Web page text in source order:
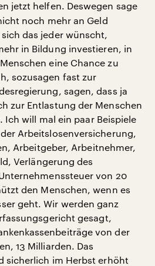
jetzt helfen. Deswegen sage
noch mehr an Geld
das jeder wünscht,
in Bildung investieren, in
eine Chance zu
sozusagen fast zur
sagen, dass ja
zur Entlastung der Menschen
will mal ein paar Beispiele
Arbeitslosenversicherung,
Arbeitgeber, Arbeitnehmer,
Verlängerung des
von 20
den Menschen, wenn es
geht. Wir werden ganz
gesagt,
von der
13 Milliarden. Das
sicherlich im Herbst erhöht